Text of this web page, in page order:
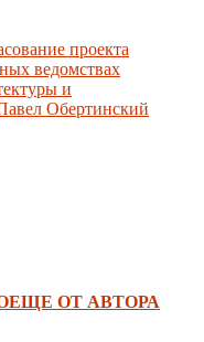
проекта
ведомствах
и
Обертинский
ЕЩЕ ОТ АВТОРА